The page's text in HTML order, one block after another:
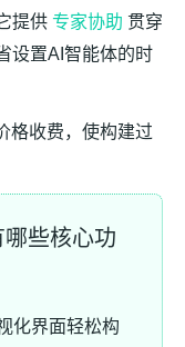
提供 专家协助 贯穿
设置AI智能体的时
格收费，使构建过
些核心功
化界面轻松构